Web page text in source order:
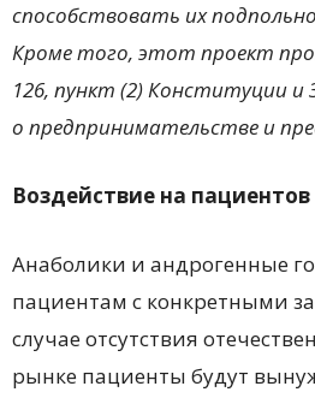
способствовать их
Кроме того, этот проект
126, пункт (2) Конституции и
о предпринимательстве и
Воздействие на пациентов
Анаболики и андрогенные
пациентам с конкретными
случае отсутствия
рынке пациенты будут